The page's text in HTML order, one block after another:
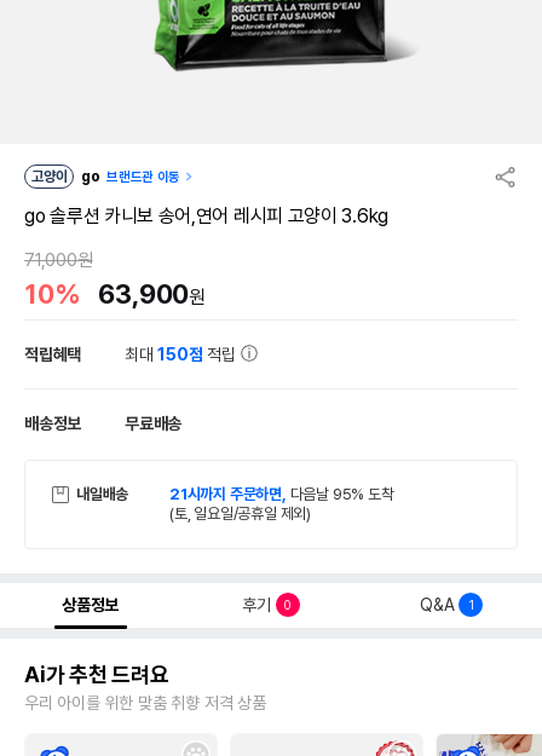
고양이 go 브랜드관 이동
go 솔루션 카니보 송어,연어 레시피 고양이 3.6kg
71,000원
10% 63,900원
적립혜택 최대150점 적립
배송정보 무료배송
내일배송 21시까지 주문하면, 다음날 95% 도착
(토, 일요일/공휴일 제외)
상품정보 후기 0 Q&A 1
Ai가 추천 드려요
우리 아이를 위한 맞춤 취향 저격 상품